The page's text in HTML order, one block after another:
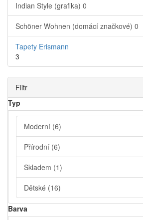
Indian Style (grafika) 0
Schöner Wohnen (domácí značkové) 0
Tapety Erismann
3
Filtr
Typ
Moderní (6)
Přírodní (6)
Skladem (1)
Dětské (16)
Barva